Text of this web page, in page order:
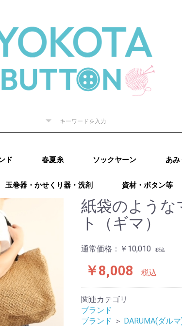
ピー)
（ダルマ）
（リッチ
ド毛糸
ナスカ）
ング）
ティア）
ピー)
（ダルマ）
（リッチ
ド毛糸
ング)
ド
パピー)リッチ
ダルマ)
カ（内藤商
ヤモンド毛糸
ケビクター
ー（元廣)
パス
ヘンアート
エksk
ラング)
（カティア）
オパール)
（レギア）
LANA（プロラ
Hugs（ウー
マラブ
ローワン）
アリゼ）（アース
du
）
THE
）
アディ）
（リッケ）
ー
リップ
pro（ニットプ（ラ
（プリム）
ヴォーグ社
繊維
春夏糸
Puppy (パピー)春夏
RICHMORE（リッチ
DARUMA（ダルマ）
ハマナカ 春夏
NASKA（ナスカ）
ダイヤモンド毛糸
ニッケビクター 春
スキー（元廣）春夏
メルヘンアート 春
LANG（ラング）春
Katia（カティア）
Opal（オパール）春
REGIA（レギア）春
PRO LANA（プロラ
malabrigo（マラブ
ROWAN (ローワ
alize (アリゼ）春夏
Urthyarns（アース
DMC
タカギ繊維
ソックヤーン あみ
エル
ルキ
なわ
そ
玉巻器・かせくり器・洗剤 資材・ボタン等
紙袋のような
ト（ギマ）
通常価格： ￥10,010 税込
￥8,008 税込
関連カテゴリ
ブランド
ブランド ＞ DARUMA(ダル